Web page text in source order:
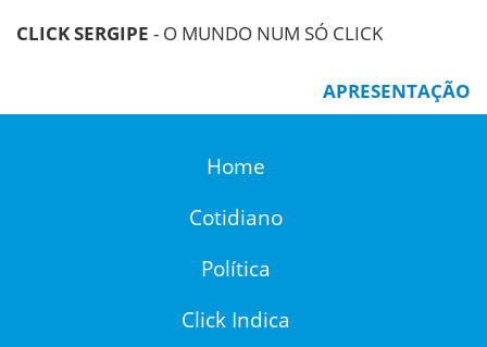
CLICK SERGIPE - O MUNDO NUM SÓ CLICK
APRESENTAÇÃO
Home
Cotidiano
Política
Click Indica